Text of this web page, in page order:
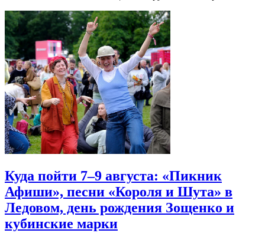
Куда пойти 7–9 августа: «Пикник
Афиши», песни «Короля и Шута» в
Ледовом, день рождения Зощенко и
кубинские марки